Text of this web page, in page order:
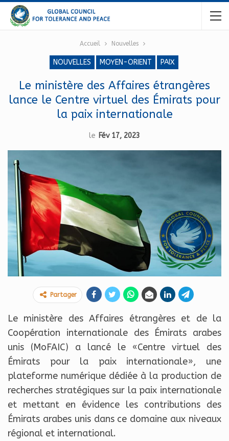
Accueil Nouvelles
NOUVELLES MOYEN-ORIENT PAIX
Le ministère des Affaires étrangères
lance le Centre virtuel des Émirats pour
la paix internationale
le Fév 17, 2023
Partager
Le ministère des Affaires étrangères et de la
Coopération internationale des Émirats arabes
unis (MoFAIC) a lancé le «Centre virtuel des
Émirats pour la paix internationale», une
plateforme numérique dédiée à la production de
recherches stratégiques sur la paix internationale
et mettant en évidence les contributions des
Émirats arabes unis dans ce domaine aux niveaux
régional et international.